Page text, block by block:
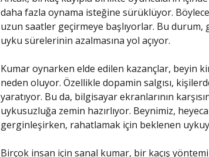
daha fazla oynama isteğine sürüklüyor.
uzun saatler geçirmeye başlıyorlar. Bu durum,
uyku sürelerinin azalmasına yol açıyor.
Kumar oynarken elde edilen kazançlar, beyin
neden oluyor. Özellikle dopamin salgısı,
yaratıyor. Bu da, bilgisayar ekranlarının
uykusuzluğa zemin hazırlıyor. Beynimiz,
gerginleşirken, rahatlamak için beklenen
Birçok insan için sanal kumar, bir kaçış yöntemi